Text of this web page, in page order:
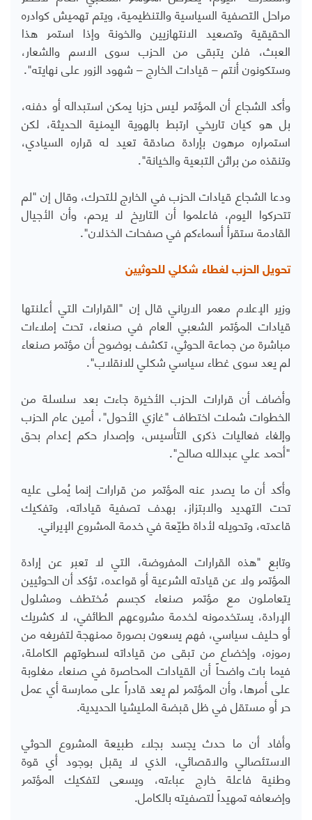
مراحل التصفية السياسية والتنظيمية، ويتم تهميش كوادره
الحقيقية وتصعيد الانتهازيين والخونة وإذا استمر هذا
العبث، فلن يتبقى من الحزب سوى الاسم والشعار،
وستكونون أنتم – قيادات الخارج – شهود الزور على نهايته".
وأكد الشجاع أن المؤتمر ليس حزبا يمكن استبداله أو دفنه،
بل هو كيان تاريخي ارتبط بالهوية اليمنية الحديثة، لكن
استمراره مرهون بإرادة صادقة تعيد له قراره السيادي،
وتنقذه من براثن التبعية والخيانة".
ودعا الشجاع قيادات الحزب في الخارج للتحرك، وقال إن "لم
تتحركوا اليوم، فاعلموا أن التاريخ لا يرحم، وأن الأجيال
القادمة ستقرأ أسماءكم في صفحات الخذلان".
تحويل الحزب لغطاء شكلي للحوثيين
وزير الإعلام معمر الارياني قال إن "القرارات التي أعلنتها
قيادات المؤتمر الشعبي العام في صنعاء، تحت إملاءات
مباشرة من جماعة الحوثي، تكشف بوضوح أن مؤتمر صنعاء
لم يعد سوى غطاء سياسي شكلي للانقلاب".
وأضاف أن قرارات الحزب الأخيرة جاءت بعد سلسلة من
الخطوات شملت اختطاف "غازي الأحول"، أمين عام الحزب
وإلغاء فعاليات ذكرى التأسيس، وإصدار حكم إعدام بحق
"أحمد علي عبدالله صالح".
وأكد أن ما يصدر عنه المؤتمر من قرارات إنما يُملى عليه
تحت التهديد والابتزاز، بهدف تصفية قياداته، وتفكيك
قاعدته، وتحويله لأداة طيّعة في خدمة المشروع الإيراني.
وتابع "هذه القرارات المفروضة، التي لا تعبر عن إرادة
المؤتمر ولا عن قيادته الشرعية أو قواعده، تؤكد أن الحوثيين
يتعاملون مع مؤتمر صنعاء كجسم مُختطف ومشلول
الإرادة، يستخدمونه لخدمة مشروعهم الطائفي، لا كشريك
أو حليف سياسي، فهم يسعون بصورة ممنهجة لتفريغه من
رموزه، وإخضاع من تبقى من قياداته لسطوتهم الكاملة،
فيما بات واضحاً أن القيادات المحاصرة في صنعاء مغلوبة
على أمرها، وأن المؤتمر لم يعد قادراً على ممارسة أي عمل
حر أو مستقل في ظل قبضة المليشيا الحديدية.
وأفاد أن ما حدث يجسد بجلاء طبيعة المشروع الحوثي
الاستئصالي والاقصائي، الذي لا يقبل بوجود أي قوة
وطنية فاعلة خارج عباءته، ويسعى لتفكيك المؤتمر
وإضعافه تمهيداً لتصفيته بالكامل.